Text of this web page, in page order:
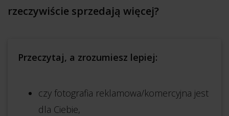
rzeczywiście sprzedają więcej?
Przeczytaj, a zrozumiesz lepiej:
czy fotografia reklamowa/komercyjna jest
dla Ciebie,